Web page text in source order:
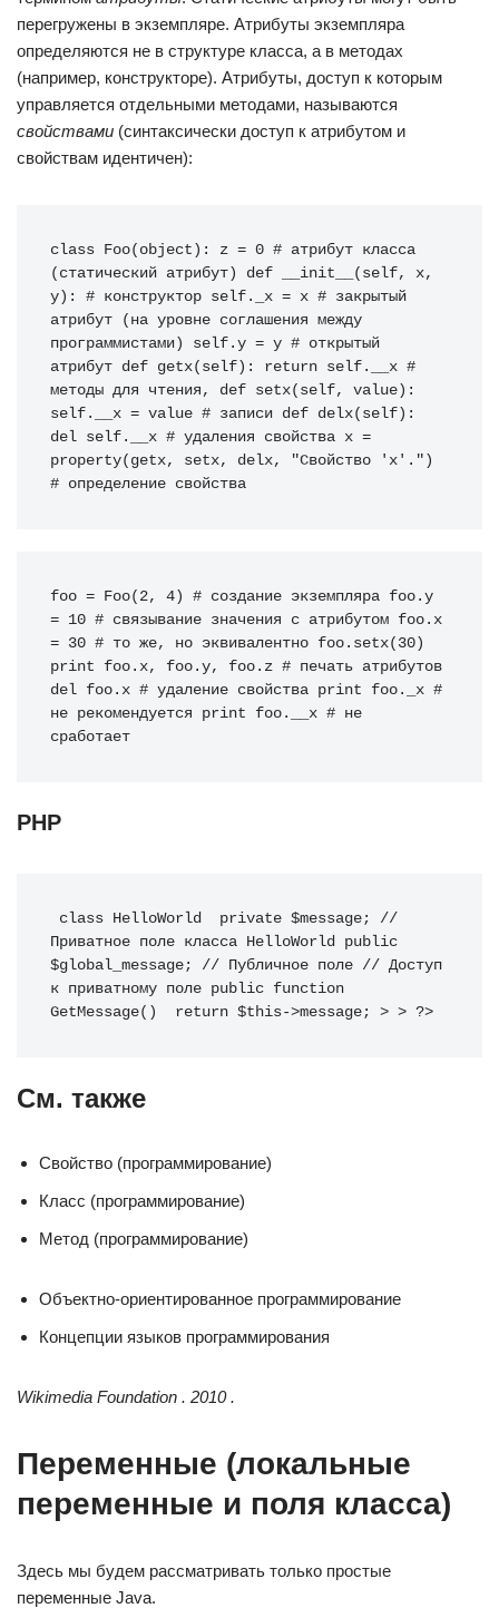
перегружены в экземпляре. Атрибуты экземпляра
определяются не в структуре класса, а в методах
(например, конструкторе). Атрибуты, доступ к которым
управляется отдельными методами, называются
свойствами (синтаксически доступ к атрибутом и
свойствам идентичен):
class Foo( object ) : z = 0 # атрибут класса
(статический атрибут)
def __init__ ( self, x,
y ) : # конструктор self ._x = x # закрытый
атрибут (на уровне соглашения между
программистами)
self . y = y # открытый
атрибут def getx( self ) : return self .__x #
методы для чтения,
def setx( self, value )
self .__x = value # записи def delx( self )
del self .__x # удаления свойства x =
property( getx, setx, delx, "Свойство 'x'." )
# определение свойства
foo = Foo(2, 4) # создание экземпляра foo.y
= 10 # связывание значения с атрибутом foo.x
= 30 # то же, но эквивалентно foo.setx(30)
print foo.x, foo.y, foo.z # печать атрибутов
del foo.x # удаление свойства print foo._x #
не рекомендуется print foo.__x # не
сработает
PHP
class HelloWorld private $message;
//
Приватное поле класса HelloWorld public
$global_message; // Публичное поле // Доступ
к приватному поле public function
GetMessage( ) return $this->message; > > ?>
См. также
Свойство (программирование)
Класс (программирование)
Метод (программирование)
Объектно-ориентированное программирование
Концепции языков программирования
Wikimedia Foundation . 2010 .
Переменные (локальные
переменные и поля класса)
Здесь мы будем рассматривать только простые
переменные Java.